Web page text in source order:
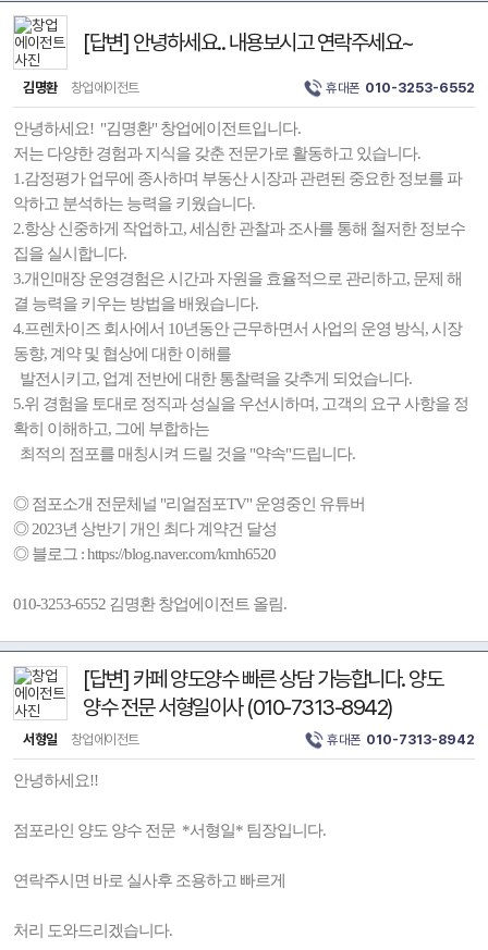
[답변] 안녕하세요.. 내용보시고 연락주세요~
김명환 창업에이전트 휴대폰 010-3253-6552
안녕하세요! "김명환" 창업에이전트입니다.
저는 다양한 경험과 지식을 갖춘 전문가로 활동하고 있습니다.
1.감정평가 업무에 종사하며 부동산 시장과 관련된 중요한 정보를 파
악하고 분석하는 능력을 키웠습니다.
2.항상 신중하게 작업하고, 세심한 관찰과 조사를 통해 철저한 정보수
집을 실시합니다.
3.개인매장 운영경험은 시간과 자원을 효율적으로 관리하고, 문제 해
결 능력을 키우는 방법을 배웠습니다.
4.프렌차이즈 회사에서 10년동안 근무하면서 사업의 운영 방식, 시장
동향, 계약 및 협상에 대한 이해를
발전시키고, 업계 전반에 대한 통찰력을 갖추게 되었습니다.
5.위 경험을 토대로 정직과 성실을 우선시하며, 고객의 요구 사항을 정
확히 이해하고, 그에 부합하는
최적의 점포를 매칭시켜 드릴 것을 "약속"드립니다.
◎ 점포소개 전문체널 "리얼점포TV" 운영중인 유튜버
◎ 2023년 상반기 개인 최다 계약건 달성
◎ 블로그 : https://blog.naver.com/kmh6520
010-3253-6552 김명환 창업에이전트 올림.
[답변] 카페 양도양수 빠른 상담 가능합니다. 양도
양수 전문 서형일이사 (010-7313-8942)
서형일 창업에이전트 휴대폰 010-7313-8942
안녕하세요!!
점포라인 양도 양수 전문 *서형일* 팀장입니다.
연락주시면 바로 실사후 조용하고 빠르게
처리 도와드리겠습니다.